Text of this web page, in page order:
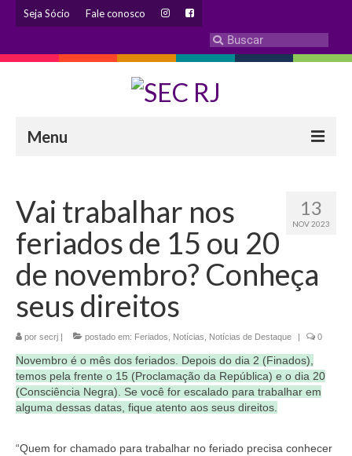
Seja Sócio Fale conosco
Menu
Eleição 2024 – Comissão Eleitoral
Histórico
Diretoria
Estatuto
Atendimentos
Coletivo Margaridas
Coletivo de Igualdade Racial
13
NOV 2023
Vai trabalhar nos
feriados de 15 ou 20
de novembro? Conheça
seus direitos
por secrj | postado em: Feriados Notícias Notícias de Destaque | 0
Novembro é o mês dos feriados. Depois do dia 2 (Finados),
temos pela frente o 15 (Proclamação da República) e o dia 20
(Consciência Negra). Se você for escalado para trabalhar em
alguma dessas datas, fique atento aos seus direitos.
“Quem for chamado para trabalhar no feriado precisa conhecer